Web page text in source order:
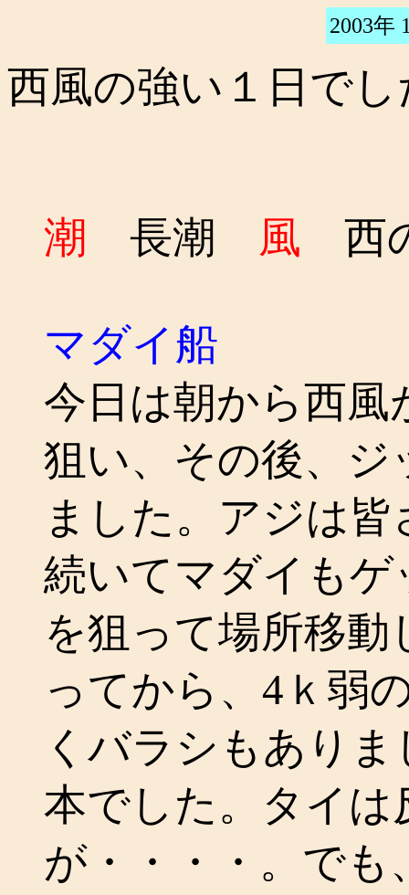
2003年
西風の強い１日でし
潮 長潮 風 西
マダイ船
今日は朝から西風
狙い、その後、
ました。アジは
続いてマダイも
を狙って場所移
ってから、4ｋ弱
くバラシもあり
本でした。タイ
が・・・・。で